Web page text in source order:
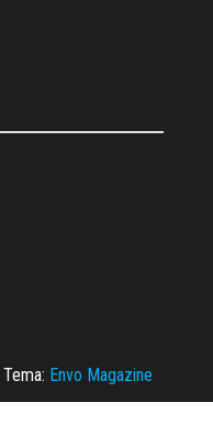
Tema: Envo Magazine